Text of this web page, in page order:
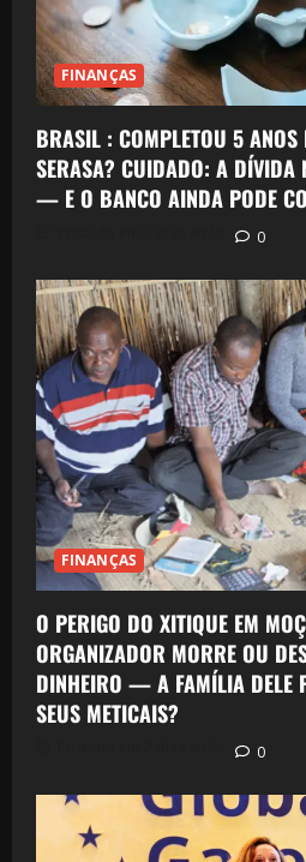
FINANÇAS
BRASIL : COMPLETOU 5 ANOS
SERASA? CUIDADO: A DÍVIDA
— E O BANCO AINDA PODE
0
FINANÇAS
O PERIGO DO XITIQUE EM
ORGANIZADOR MORRE OU
DINHEIRO — A FAMÍLIA DELE
SEUS METICAIS?
0